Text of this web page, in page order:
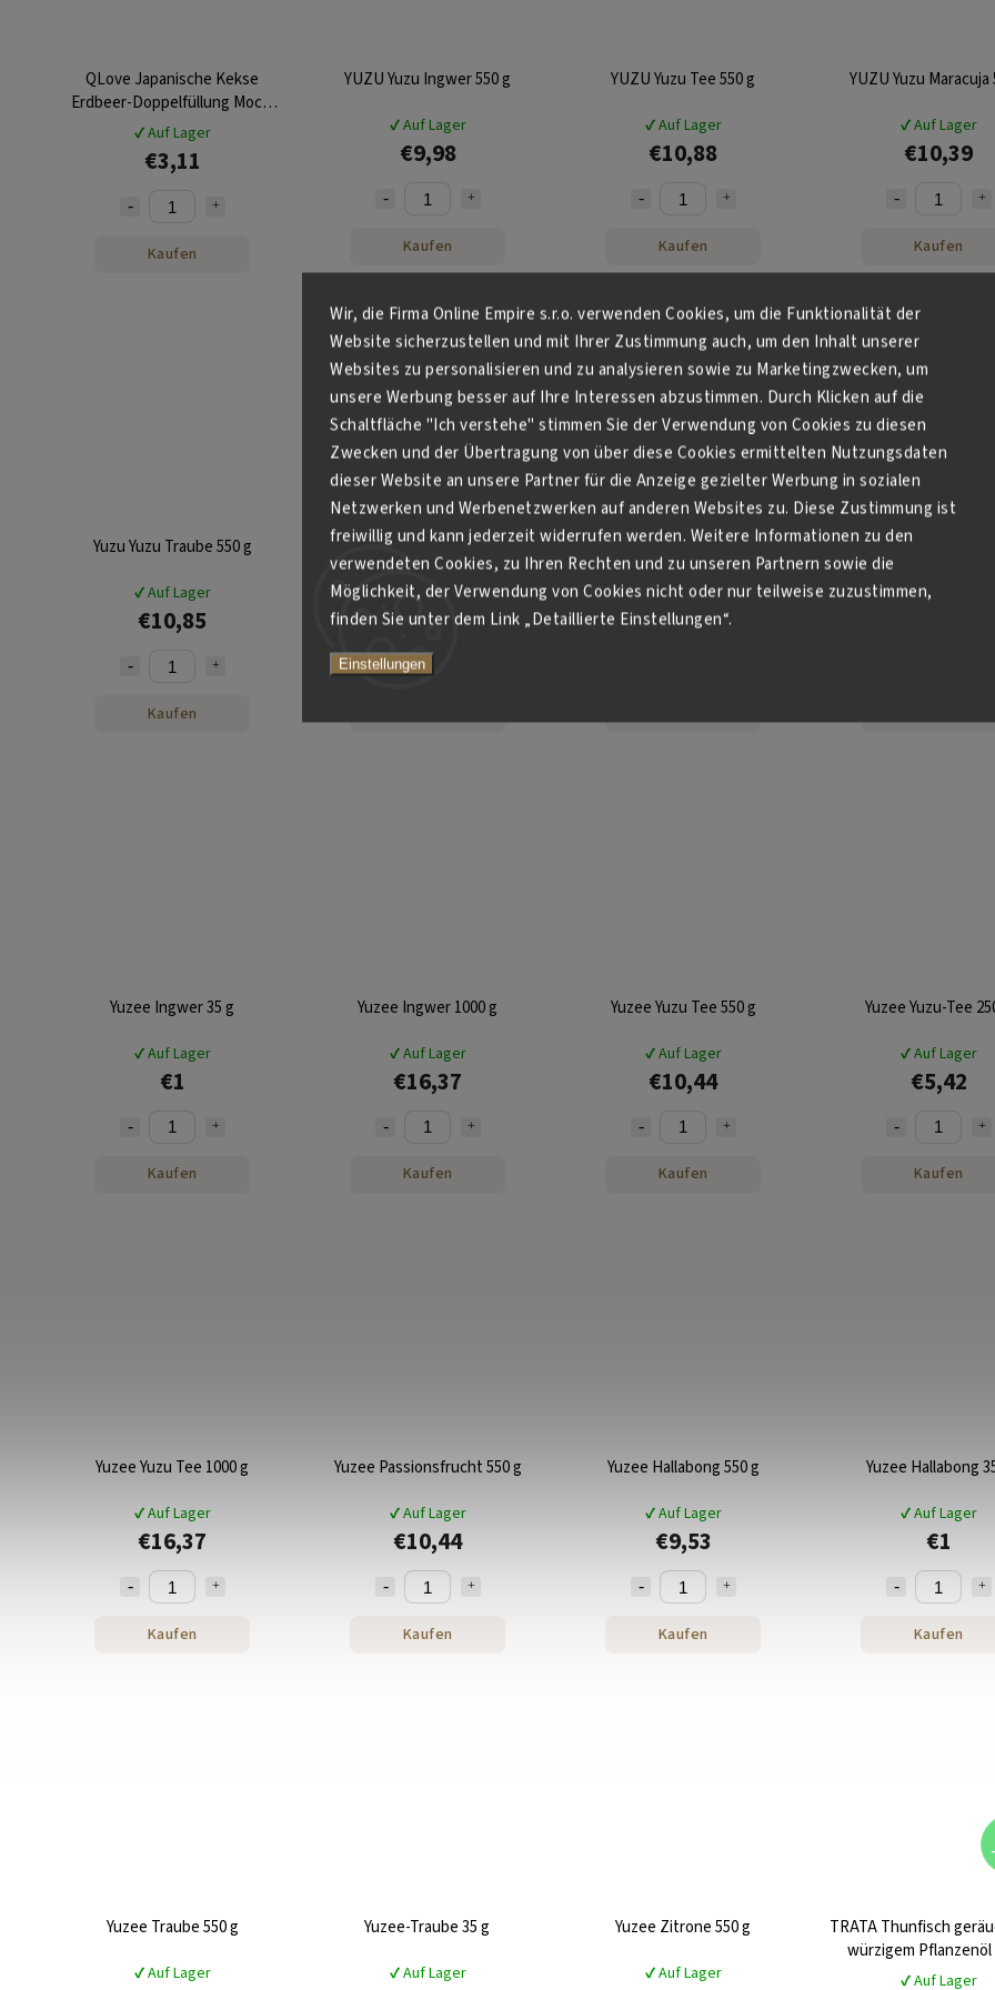
Wir, die Firma Online Empire s.r.o. verwenden Cookies, um die Funktionalität der
Website sicherzustellen und mit Ihrer Zustimmung auch, um den Inhalt unserer
Websites zu personalisieren und zu analysieren sowie zu Marketingzwecken, um
unsere Werbung besser auf Ihre Interessen abzustimmen. Durch Klicken auf die
Schaltfläche "Ich verstehe" stimmen Sie der Verwendung von Cookies zu diesen
Zwecken und der Übertragung von über diese Cookies ermittelten Nutzungsdaten
dieser Website an unsere Partner für die Anzeige gezielter Werbung in sozialen
Netzwerken und Werbenetzwerken auf anderen Websites zu. Diese Zustimmung ist
freiwillig und kann jederzeit widerrufen werden. Weitere Informationen zu den
verwendeten Cookies, zu Ihren Rechten und zu unseren Partnern sowie die
Möglichkeit, der Verwendung von Cookies nicht oder nur teilweise zuzustimmen,
finden Sie unter dem Link „Detaillierte Einstellungen“.
Einstellungen
QLove Japanische Kekse
Erdbeer-Doppelfüllung Mochi
180g
✔ Auf Lager
€3,11
Kaufen
YUZU Yuzu Ingwer 550 g
✔ Auf Lager
€9,98
Kaufen
YUZU Yuzu Tee 550 g
✔ Auf Lager
€10,88
Kaufen
YUZU Yuzu Maracuja
✔ Auf Lager
€10,39
Kaufen
Yuzu Yuzu Traube 550 g
✔ Auf Lager
€10,85
Kaufen
Yuzu Yuzu Zitrone 550 g
✔ Auf Lager
€10,85
Yuzu Hallabong 550g
✔ Auf Lager
€11,17
Yuzee Ingwer 550 g
✔ Auf Lager
Yuzee Ingwer 35 g
✔ Auf Lager
€1
Kaufen
Yuzee Ingwer 1000 g
✔ Auf Lager
€16,37
Kaufen
Yuzee Yuzu Tee 550 g
✔ Auf Lager
€10,44
Kaufen
Yuzee Yuzu-Tee
✔ Auf Lager
€5,42
Kaufen
Yuzee Yuzu Tee 1000 g
✔ Auf Lager
€16,37
Kaufen
Yuzee Passionsfrucht 550 g
✔ Auf Lager
€10,44
Kaufen
Yuzee Hallabong 550 g
✔ Auf Lager
€9,53
Kaufen
Yuzee Hallabong
✔ Auf Lager
€1
Kaufen
Yuzee Traube 550 g
✔ Auf Lager
Yuzee-Traube 35 g
✔ Auf Lager
Yuzee Zitrone 550 g
✔ Auf Lager
TRATA Thunfisch
würzigem Pflanzenöl
✔ Auf Lager